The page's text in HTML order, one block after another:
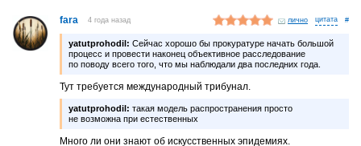
fara 4 года назад лично #
yatutprohodil: Сейчас хорошо бы прокуратуре начать большой
процесс и провести наконец объективное расследование
по поводу всего того, что мы наблюдали два последних года.
Тут требуется международный трибунал.
yatutprohodil: такая модель распространения просто
не возможна при естественных
Много ли они знают об искусственных эпидемиях.